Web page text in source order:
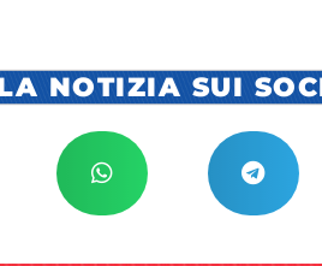
NOTIZIA SUI